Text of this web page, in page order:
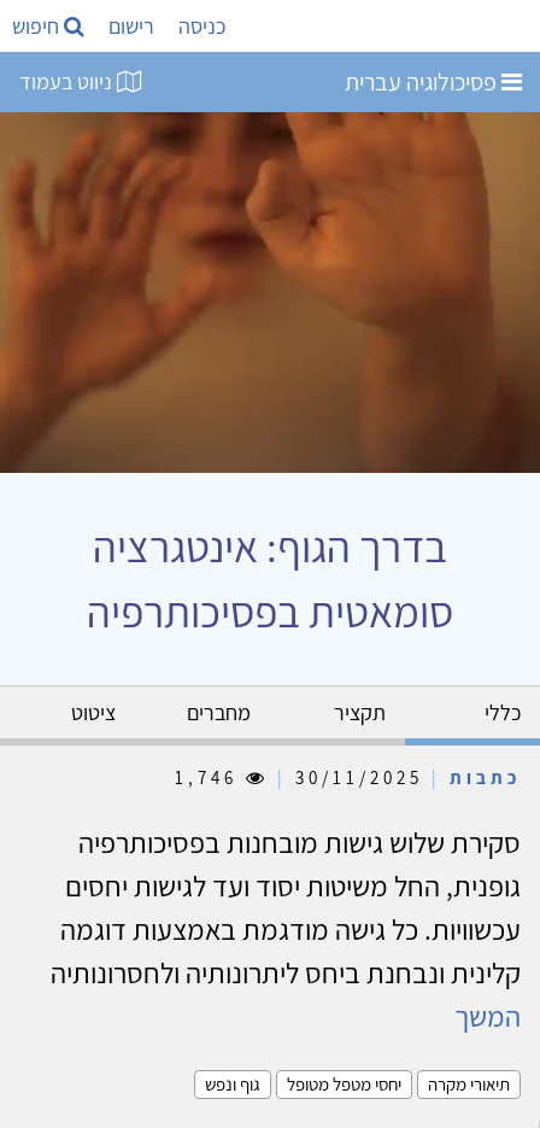
כניסה רישום חיפוש
פסיכולוגיה עברית ניווט בעמוד
בדרך הגוף: אינטגרציה
סומאטית בפסיכותרפיה
כללי תקציר מחברים ציטוט
כתבות |
|
סקירת שלוש גישות מובחנות בפסיכותרפיה
גופנית, החל משיטות יסוד ועד לגישות יחסים
עכשוויות. כל גישה מודגמת באמצעות דוגמה
קלינית ונבחנת ביחס ליתרונותיה ולחסרונותיה
המשך
תיאורי מקרה יחסי מטפל מטופל גוף ונפש